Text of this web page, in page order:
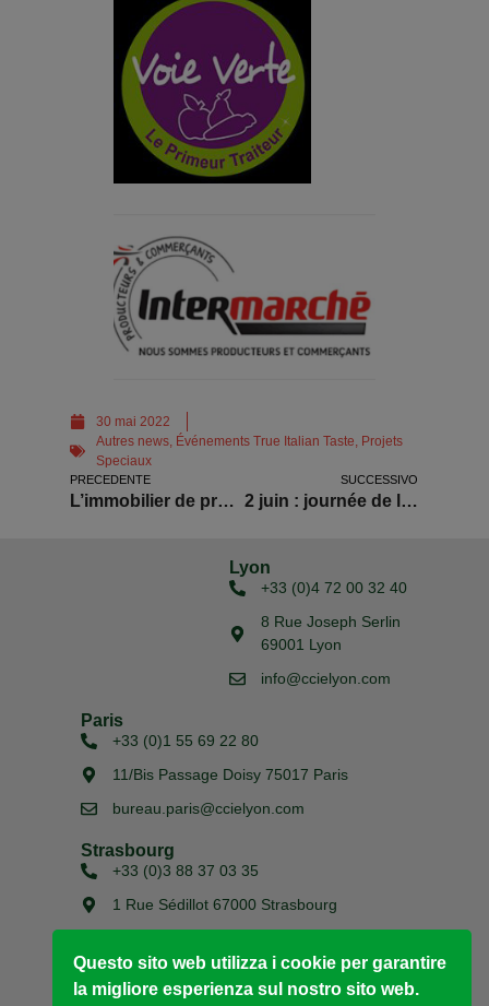
30 mai 2022
Autres news Événements True Italian Taste Projets
Speciaux
PRECEDENTE
L’immobilier de prestige en Italie
SUCCESSIVO
2 juin : journée de la République italienne à Lyon
Lyon
+33 (0)4 72 00 32 40
8 Rue Joseph Serlin
69001 Lyon
info@ccielyon.com
Paris
+33 (0)1 55 69 22 80
11/Bis Passage Doisy 75017 Paris
bureau.paris@ccielyon.com
Strasbourg
+33 (0)3 88 37 03 35
1 Rue Sédillot 67000 Strasbourg
Questo sito web utilizza i cookie per garantire
la migliore esperienza sul nostro sito web.